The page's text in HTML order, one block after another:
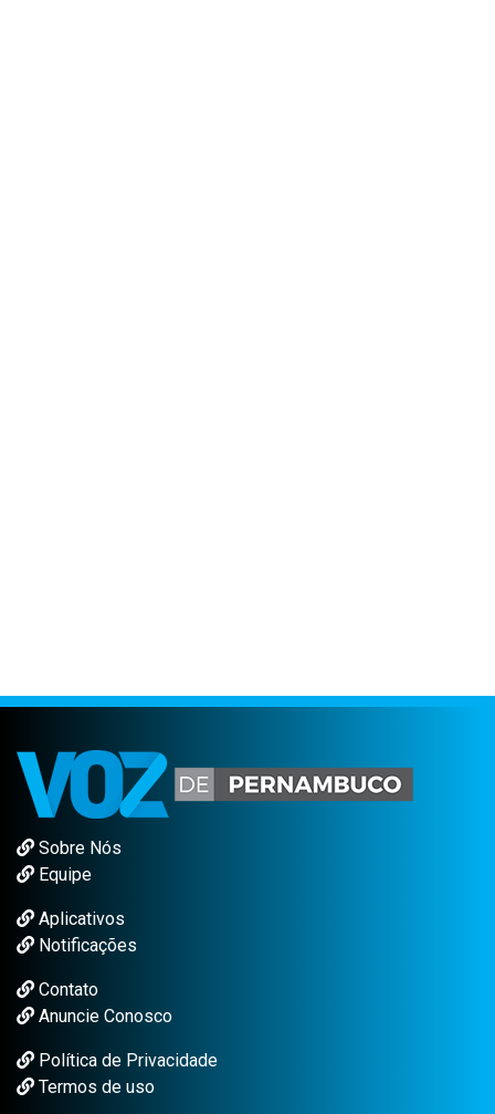
Sobre Nós
Equipe
Aplicativos
Notificações
Contato
Anuncie Conosco
Política de Privacidade
Termos de uso